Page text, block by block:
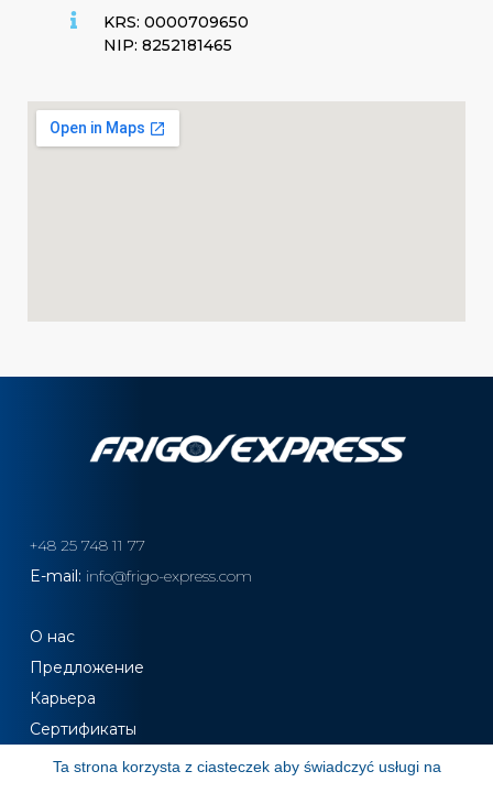
KRS: 0000709650
NIP: 8252181465
+48 25 748 11 77
E-mail: info@frigo-express.com
О нас
Предложение
Карьера
Сертификаты
Контакт
Ta strona korzysta z ciasteczek aby świadczyć usługi na